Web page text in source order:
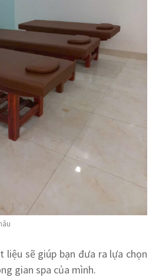
liệu sẽ giúp bạn đưa ra lựa chọn
gian spa của mình.